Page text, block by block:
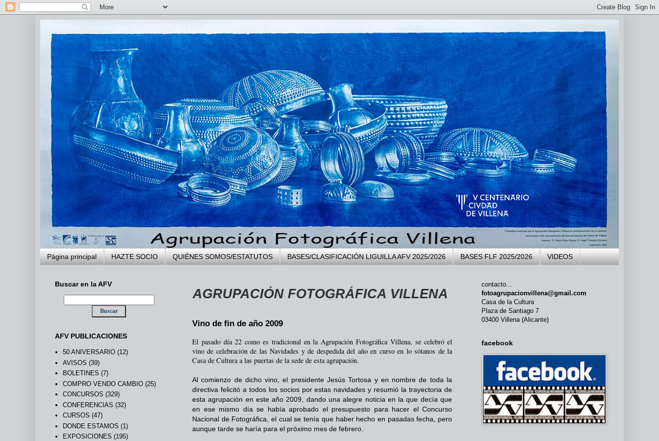
Página principal HAZTE SOCIO QUIÉNES SOMOS/ESTATUTOS BASES/CLASIFICACIÓN LIGUILLA AFV 2025/2026 BASES FLF 2025/2026 VIDEOS
A LA WEB DE LA AGRUPACIÓN FOTOGRÁFICA VILLENA fundada en 1973 ...
Vino de fin de año 2009
El pasado día 22 como es tradicional en la Agrupación Fotográfica Villena, se celebró el
vino de celebración de las Navidades y de despedida del año en curso en lo sótanos de la
Casa de Cultura a las puertas de la sede de esta agrupación.
Al comienzo de dicho vino, el presidente Jesús Tortosa y en nombre de toda la
directiva felicitó a todos los socios por estas navidades y resumió la trayectoria de
esta agrupación en este año 2009, dando una alegre noticia en la que decía que
en ese mismo día se había aprobado el presupuesto para hacer el Concurso
Nacional de Fotográfica, el cual se tenía que haber hecho en pasadas fecha, pero
aunque tarde se haría para el próximo mes de febrero.
Buscar en la AFV
AFV PUBLICACIONES
50 ANIVERSARIO (12)
AVISOS (39)
BOLETINES (7)
COMPRO VENDO CAMBIO (25)
CONCURSOS (329)
CONFERENCIAS (32)
CURSOS (47)
DONDE ESTAMOS (1)
EXPOSICIONES (195)
contacto...
fotoagrupacionvillena@gmail.com
Casa de la Cultura
Plaza de Santiago 7
03400 Villena (Alicante)
facebook